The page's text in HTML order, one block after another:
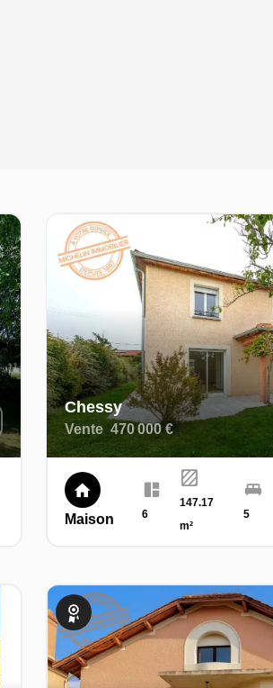
Chessy
Vente 470 000 €
Maison 6
147.17
m²
5
Exclusivité